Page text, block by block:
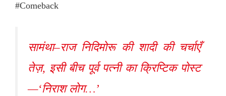
#Comeback
सामंथा–राज निदिमोरू की शादी की चर्चाएँ
तेज़, इसी बीच पूर्व पत्नी का क्रिप्टिक पोस्ट
—‘निराश लोग…’